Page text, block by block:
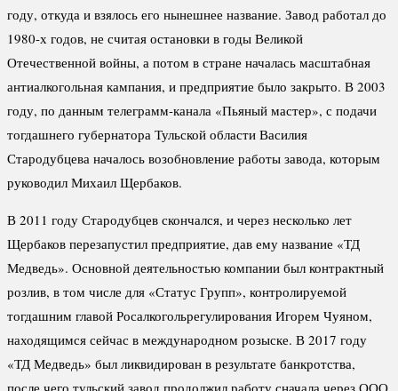
году, откуда и взялось его нынешнее название. Завод работал до
1980-х годов, не считая остановки в годы Великой
Отечественной войны, а потом в стране началась масштабная
антиалкогольная кампания, и предприятие было закрыто. В 2003
году, по данным телеграмм-канала «Пьяный мастер», с подачи
тогдашнего губернатора Тульской области Василия
Стародубцева началось возобновление работы завода, которым
руководил Михаил Щербаков.
В 2011 году Стародубцев скончался, и через несколько лет
Щербаков перезапустил предприятие, дав ему название «ТД
Медведь». Основной деятельностью компании был контрактный
розлив, в том числе для «Статус Групп», контролируемой
тогдашним главой Росалкогольрегулирования Игорем Чуяном,
находящимся сейчас в международном розыске. В 2017 году
«ТД Медведь» был ликвидирован в результате банкротства,
после чего тульский завод продолжил работу сначала через ООО